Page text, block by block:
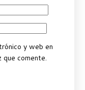
y web en
que comente.